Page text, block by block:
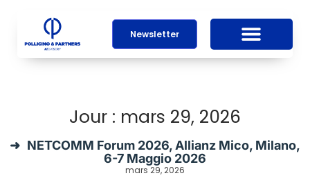
Newsletter
Jour : mars 29, 2026
NETCOMM Forum 2026, Allianz Mico, Milano,
6-7 Maggio 2026
mars 29, 2026